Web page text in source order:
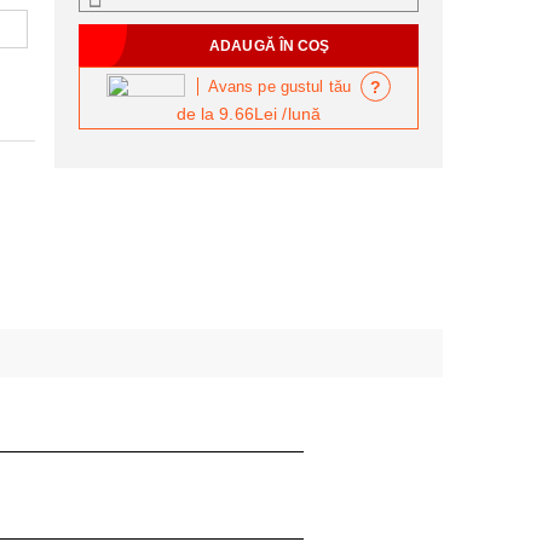
de la9.66Lei/lună
Avans pe gustul tău ?